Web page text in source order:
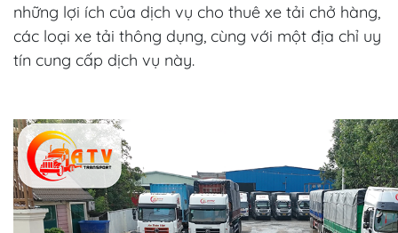
những lợi ích của dịch vụ cho thuê xe tải chở hàng,
các loại xe tải thông dụng, cùng với một địa chỉ uy
tín cung cấp dịch vụ này.